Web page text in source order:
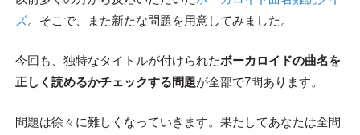
ズ。そこで、また新たな問題を用意してみました。
今回も、独特なタイトルが付けられたボーカロイドの曲名を
正しく読めるかチェックする問題が全部で7問あります。
問題は徐々に難しくなっていきます。果たしてあなたは全問